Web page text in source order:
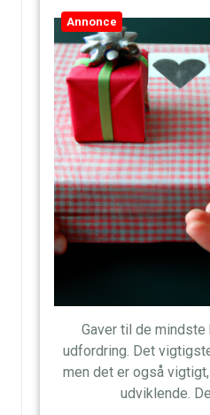
Annonce
Gaver til de
udfordring. Det
men det er også
udviklende.